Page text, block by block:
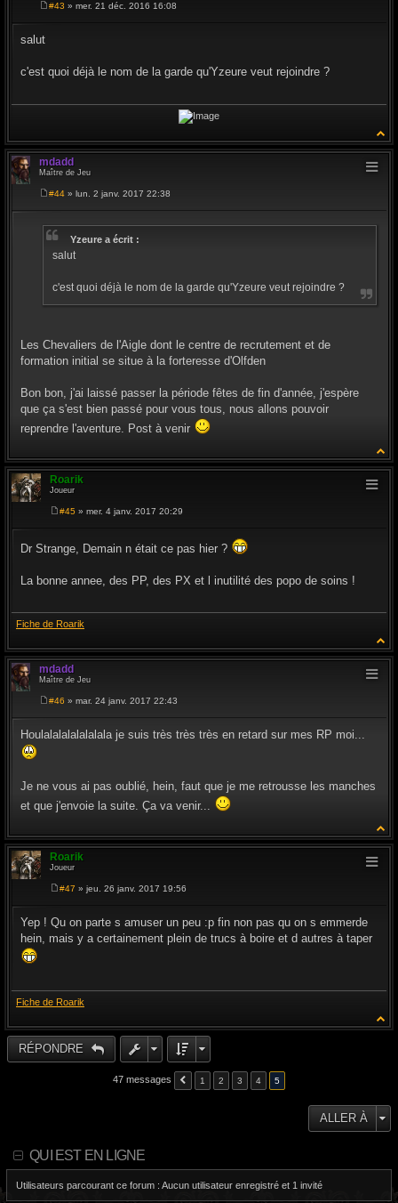
e
#43 » mer. 21 déc. 2016 16:08
salut
c'est quoi déjà le nom de la garde qu'Yzeure veut rejoindre ?
mdadd
Maître de Jeu
s
g
#44 » lun. 2 janv. 2017 22:38
Yzeure a écrit :
salut
c'est quoi déjà le nom de la garde qu'Yzeure veut rejoindre ?
Les Chevaliers de l'Aigle dont le centre de recrutement et de
formation initial se situe à la forteresse d'Olfden
Bon bon, j'ai laissé passer la période fêtes de fin d'année, j'espère
que ça s'est bien passé pour vous tous, nous allons pouvoir
reprendre l'aventure. Post à venir
Roarik
Joueur
s
e
#45» mer. 4 janv. 2017 20:29
Dr Strange, Demain n était ce pas hier ?
La bonne annee, des PP, des PX et l inutilité des popo de soins !
Fiche de Roarik
mdadd
Maître de Jeu
s
s
#46 » mar. 24 janv. 2017 22:43
Houlalalalalalalala je suis très très très en retard sur mes RP moi...
Je ne vous ai pas oublié, hein, faut que je me retrousse les manches
et que j'envoie la suite. Ça va venir...
Roarik
Joueur
s
a
#47 » jeu. 26 janv. 2017 19:56
Yep ! Qu on parte s amuser un peu :p fin non pas qu on s emmerde
hein, mais y a certainement plein de trucs à boire et d autres à taper
Fiche de Roarik
RÉPONDRE
47 messages 1 2 3 4 5
ALLER À
QUI EST EN LIGNE
Utilisateurs parcourant ce forum : Aucun utilisateur enregistré et 1 invité